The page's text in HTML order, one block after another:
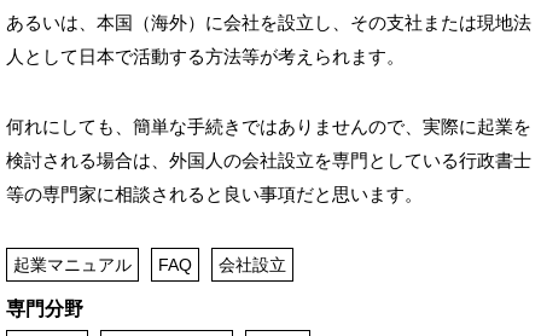
あるいは、本国（海外）に会社を設立し、その支社または現地法
人として日本で活動する方法等が考えられます。
何れにしても、簡単な手続きではありませんので、実際に起業を
検討される場合は、外国人の会社設立を専門としている行政書士
等の専門家に相談されると良い事項だと思います。
起業マニュアル FAQ 会社設立
専門分野